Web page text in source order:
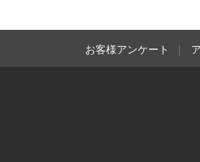
お客様アンケート